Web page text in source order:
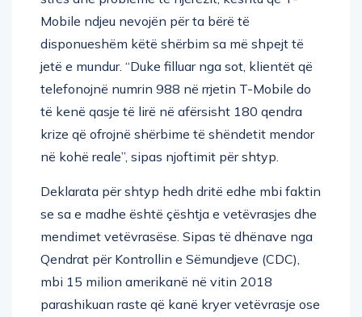
Mobile ndjeu nevojën për ta bërë të
disponueshëm këtë shërbim sa më shpejt të
jetë e mundur. “Duke filluar nga sot, klientët që
telefonojnë numrin 988 në rrjetin T-Mobile do
të kenë qasje të lirë në afërsisht 180 qendra
krize që ofrojnë shërbime të shëndetit mendor
në kohë reale”, sipas njoftimit për shtyp.
Deklarata për shtyp hedh dritë edhe mbi faktin
se sa e madhe është çështja e vetëvrasjes dhe
mendimet vetëvrasëse. Sipas të dhënave nga
Qendrat për Kontrollin e Sëmundjeve (CDC),
mbi 15 milion amerikanë në vitin 2018
parashikuan raste që kanë kryer vetëvrasje ose